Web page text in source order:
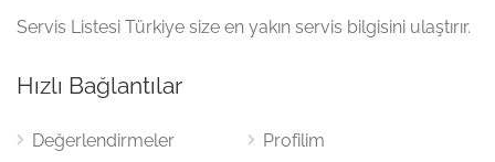
Servis Listesi Türkiye size en yakın servis bilgisini ulaştırır.
Hızlı Bağlantılar
Değerlendirmeler
Profilim